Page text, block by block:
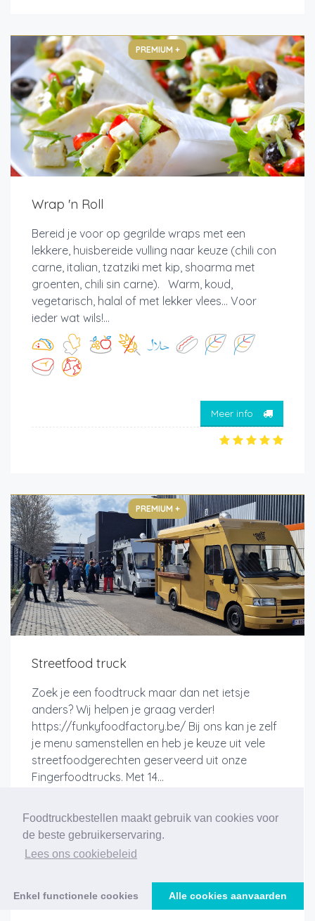
Foodtruckbestellen maakt gebruik van cookies voor
de beste gebruikerservaring.
Lees ons cookiebeleid
Enkel functionele cookies Alle cookies aanvaarden
PREMIUM +
Wrap 'n Roll
Bereid je voor op gegrilde wraps met een
lekkere, huisbereide vulling naar keuze (chili con
carne, italian, tzatziki met kip, shoarma met
groenten, chili sin carne). Warm, koud,
vegetarisch, halal of met lekker vlees... Voor
ieder wat wils!...
Meer info
PREMIUM +
Streetfood truck
Zoek je een foodtruck maar dan net ietsje
anders? Wij helpen je graag verder!
https://funkyfoodfactory.be/ Bij ons kan je zelf
je menu samenstellen en heb je keuze uit vele
streetfoodgerechten geserveerd uit onze
Fingerfoodtrucks. Met 14...